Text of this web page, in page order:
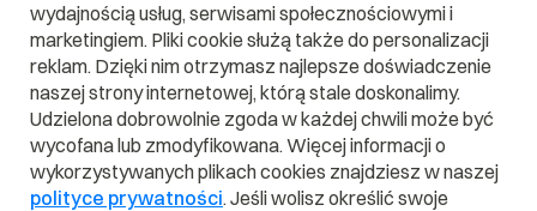
A B C D E F G H
I
J
K L M N O P Q
S
T U V W X Y Z
wydajnością usług, serwisami społecznościowymi i
marketingiem. Pliki cookie służą także do personalizacji
reklam. Dzięki nim otrzymasz najlepsze doświadczenie
naszej strony internetowej, którą stale doskonalimy.
Udzielona dobrowolnie zgoda w każdej chwili może być
wycofana lub zmodyfikowana. Więcej informacji o
wykorzystywanych plikach cookies znajdziesz w naszej
polityce prywatności. Jeśli wolisz określić swoje